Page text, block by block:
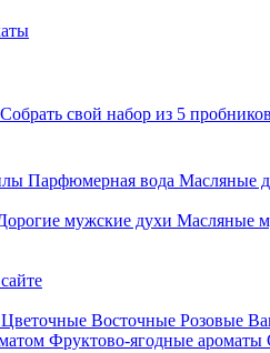
Собрать свой набор из 5 пробников
Парфюмерная вода Масляные
мужские духи Масляные
Цветочные Восточные Розовые
Фруктово-ягодные ароматы